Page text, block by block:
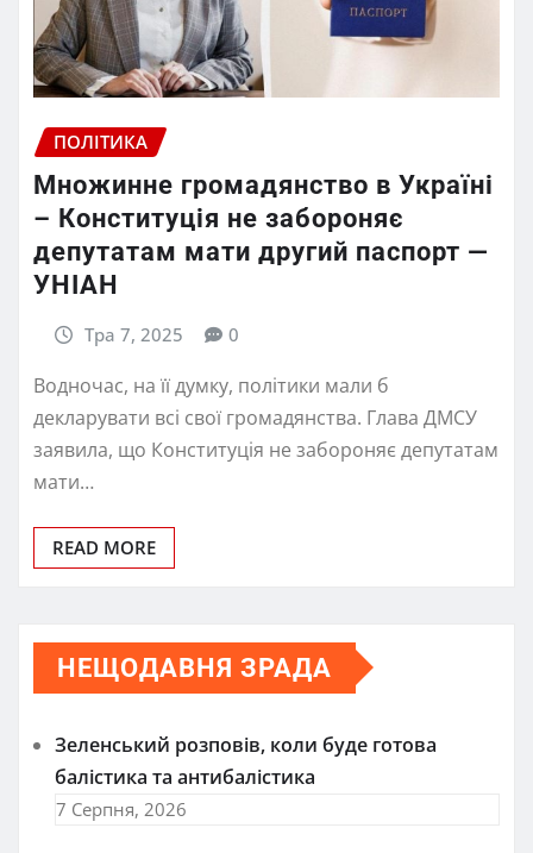
ПОЛІТИКА
Множинне громадянство в Україні
– Конституція не забороняє
депутатам мати другий паспорт —
УНІАН
Тра 7, 2025 0
Водночас, на її думку, політики мали б
декларувати всі свої громадянства. Глава ДМСУ
заявила, що Конституція не забороняє депутатам
мати…
READ MORE
НЕЩОДАВНЯ ЗРАДА
Зеленський розповів, коли буде готова
балістика та антибалістика
7 Серпня, 2026